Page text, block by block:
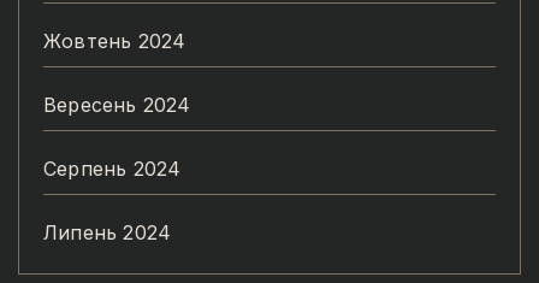
Жовтень 2024
Вересень 2024
Серпень 2024
Липень 2024